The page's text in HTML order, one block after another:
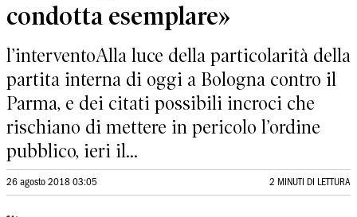
condotta esemplare»
l’interventoAlla luce della particolarità della
partita interna di oggi a Bologna contro il
Parma, e dei citati possibili incroci che
rischiano di mettere in pericolo l’ordine
pubblico, ieri il...
26 agosto 2018 03:05 2 MINUTI DI LETTURA